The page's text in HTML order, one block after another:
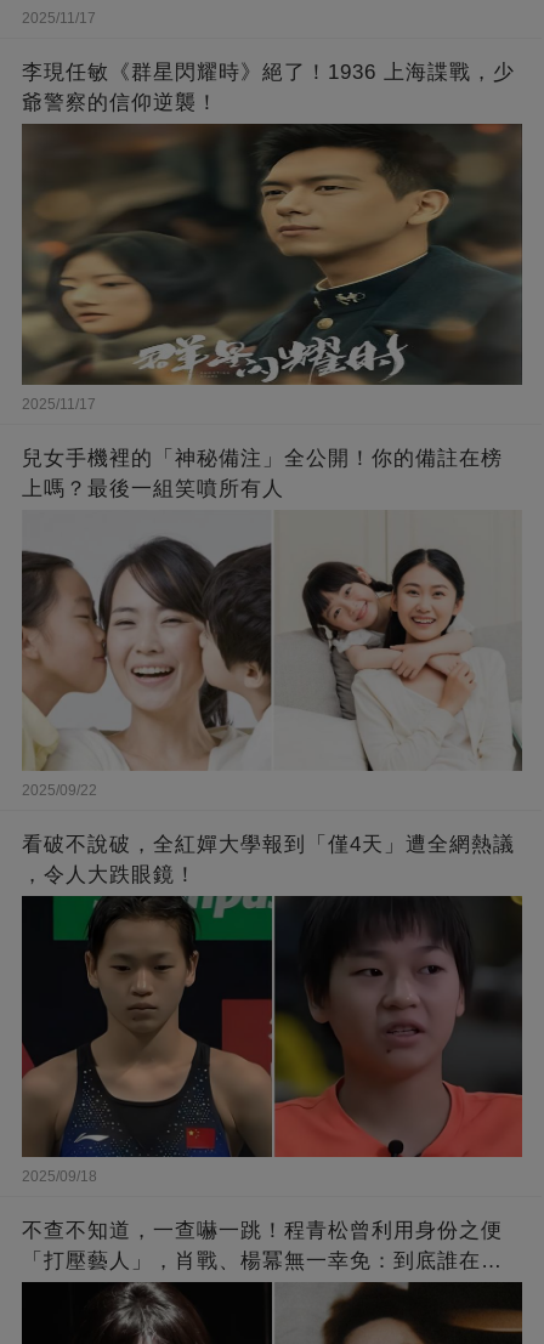
2025/11/17
李現任敏《群星閃耀時》絕了！1936 上海諜戰，少
爺警察的信仰逆襲！
2025/11/17
兒女手機裡的「神秘備注」全公開！你的備註在榜
上嗎？最後一組笑噴所有人
2025/09/22
看破不說破，全紅嬋大學報到「僅4天」遭全網熱議
，令人大跌眼鏡！
2025/09/18
不查不知道，一查嚇一跳！程青松曾利用身份之便
「打壓藝人」，肖戰、楊冪無一幸免：到底誰在給